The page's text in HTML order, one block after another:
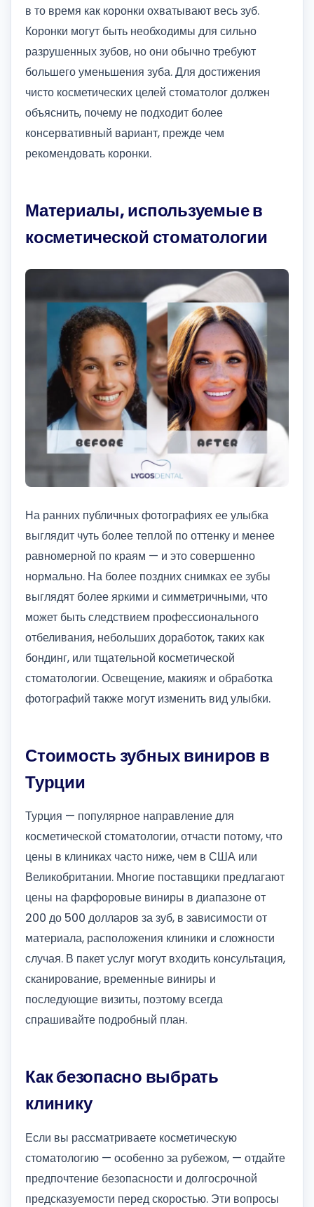
в то время как коронки охватывают весь зуб.
Коронки могут быть необходимы для сильно
разрушенных зубов, но они обычно требуют
большего уменьшения зуба. Для достижения
чисто косметических целей стоматолог должен
объяснить, почему не подходит более
консервативный вариант, прежде чем
рекомендовать коронки.
Материалы, используемые в
косметической стоматологии
На ранних публичных фотографиях ее улыбка
выглядит чуть более теплой по оттенку и менее
равномерной по краям — и это совершенно
нормально. На более поздних снимках ее зубы
выглядят более яркими и симметричными, что
может быть следствием профессионального
отбеливания, небольших доработок, таких как
бондинг, или тщательной косметической
стоматологии. Освещение, макияж и обработка
фотографий также могут изменить вид улыбки.
Стоимость зубных виниров в
Турции
Турция — популярное направление для
косметической стоматологии, отчасти потому, что
цены в клиниках часто ниже, чем в США или
Великобритании. Многие поставщики предлагают
цены на фарфоровые виниры в диапазоне от
200 до 500 долларов за зуб, в зависимости от
материала, расположения клиники и сложности
случая. В пакет услуг могут входить консультация,
сканирование, временные виниры и
последующие визиты, поэтому всегда
спрашивайте подробный план.
Как безопасно выбрать
клинику
Если вы рассматриваете косметическую
стоматологию — особенно за рубежом, — отдайте
предпочтение безопасности и долгосрочной
предсказуемости перед скоростью. Эти вопросы